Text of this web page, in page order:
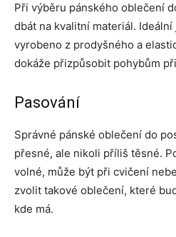
Při výběru pánského oblečení
dbát na kvalitní materiál.
vyrobeno z prodyšného a
dokáže přizpůsobit pohybům
Pasování
Správné pánské oblečení do
přesné, ale nikoli příliš těsné.
volné, může být při cvičení
zvolit takové oblečení, které
kde má.